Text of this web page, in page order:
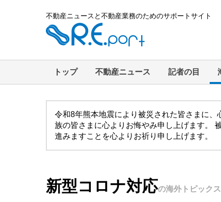
不動産ニュースと不動産業務のためのサポートサイト
トップ 不動産ニュース 記者の目
令和8年熊本地震により被災された皆さまに
族の皆さまに心よりお悔やみ申し上げます。
進みますことを心よりお祈り申し上げます。
新型コロナ対応の海外トピック